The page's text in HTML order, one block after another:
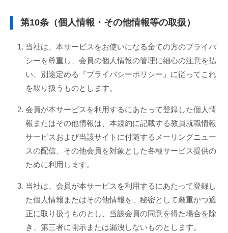
第10条（個人情報・その他情報等の取扱）
当社は、本サービスをお使いになる全ての方のプライバ
シーを尊重し、会員の個人情報の管理に細心の注意を払
い、別途定める『プライバシーポリシー』に従ってこれ
を取り扱うものとします。
会員が本サービスを利用するにあたって登録した個人情
報またはその他情報は、本規約に記載する教員就職情報
サービスおよび当該サイトに付随するメーリングニュー
スの配信、その他会員を対象とした各種サービス提供の
ために利用します。
当社は、会員が本サービスを利用するにあたって登録し
た個人情報またはその他情報を、秘密として厳重かつ適
正に取り扱うものとし、当該会員の同意を得た場合を除
き、第三者に開示または漏洩しないものとします。